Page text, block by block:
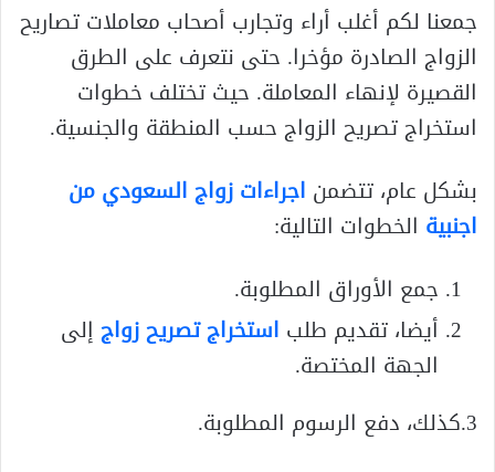
جمعنا لكم أغلب أراء وتجارب أصحاب معاملات تصاريح
الزواج الصادرة مؤخرا. حتى نتعرف على الطرق
القصيرة لإنهاء المعاملة. حيث تختلف خطوات
استخراج تصريح الزواج حسب المنطقة والجنسية.
بشكل عام، تتضمن اجراءات زواج السعودي من
اجنبية الخطوات التالية:
جمع الأوراق المطلوبة.
أيضا، تقديم طلب استخراج تصريح زواجإلى
الجهة المختصة.
3.كذلك، دفع الرسوم المطلوبة.